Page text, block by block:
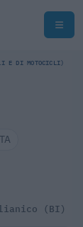
E DI MOTOCICLI)
(BI)